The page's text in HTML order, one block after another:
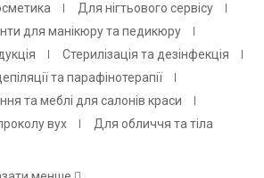
Для нігтьового сервісу
для манікюру та педикюру
Стерилізація та дезінфекція
та парафінотерапії
та меблі для салонів краси
вух
Для обличчя та тіла